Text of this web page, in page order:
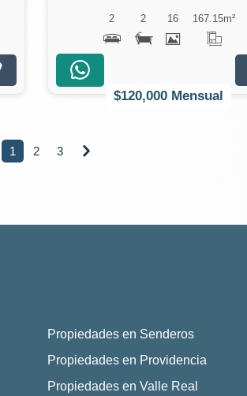
2 2 16 167.15m²
$120,000 Mensual
1 2 3 
Propiedades en Senderos
Propiedades en Providencia
Propiedades en Valle Real